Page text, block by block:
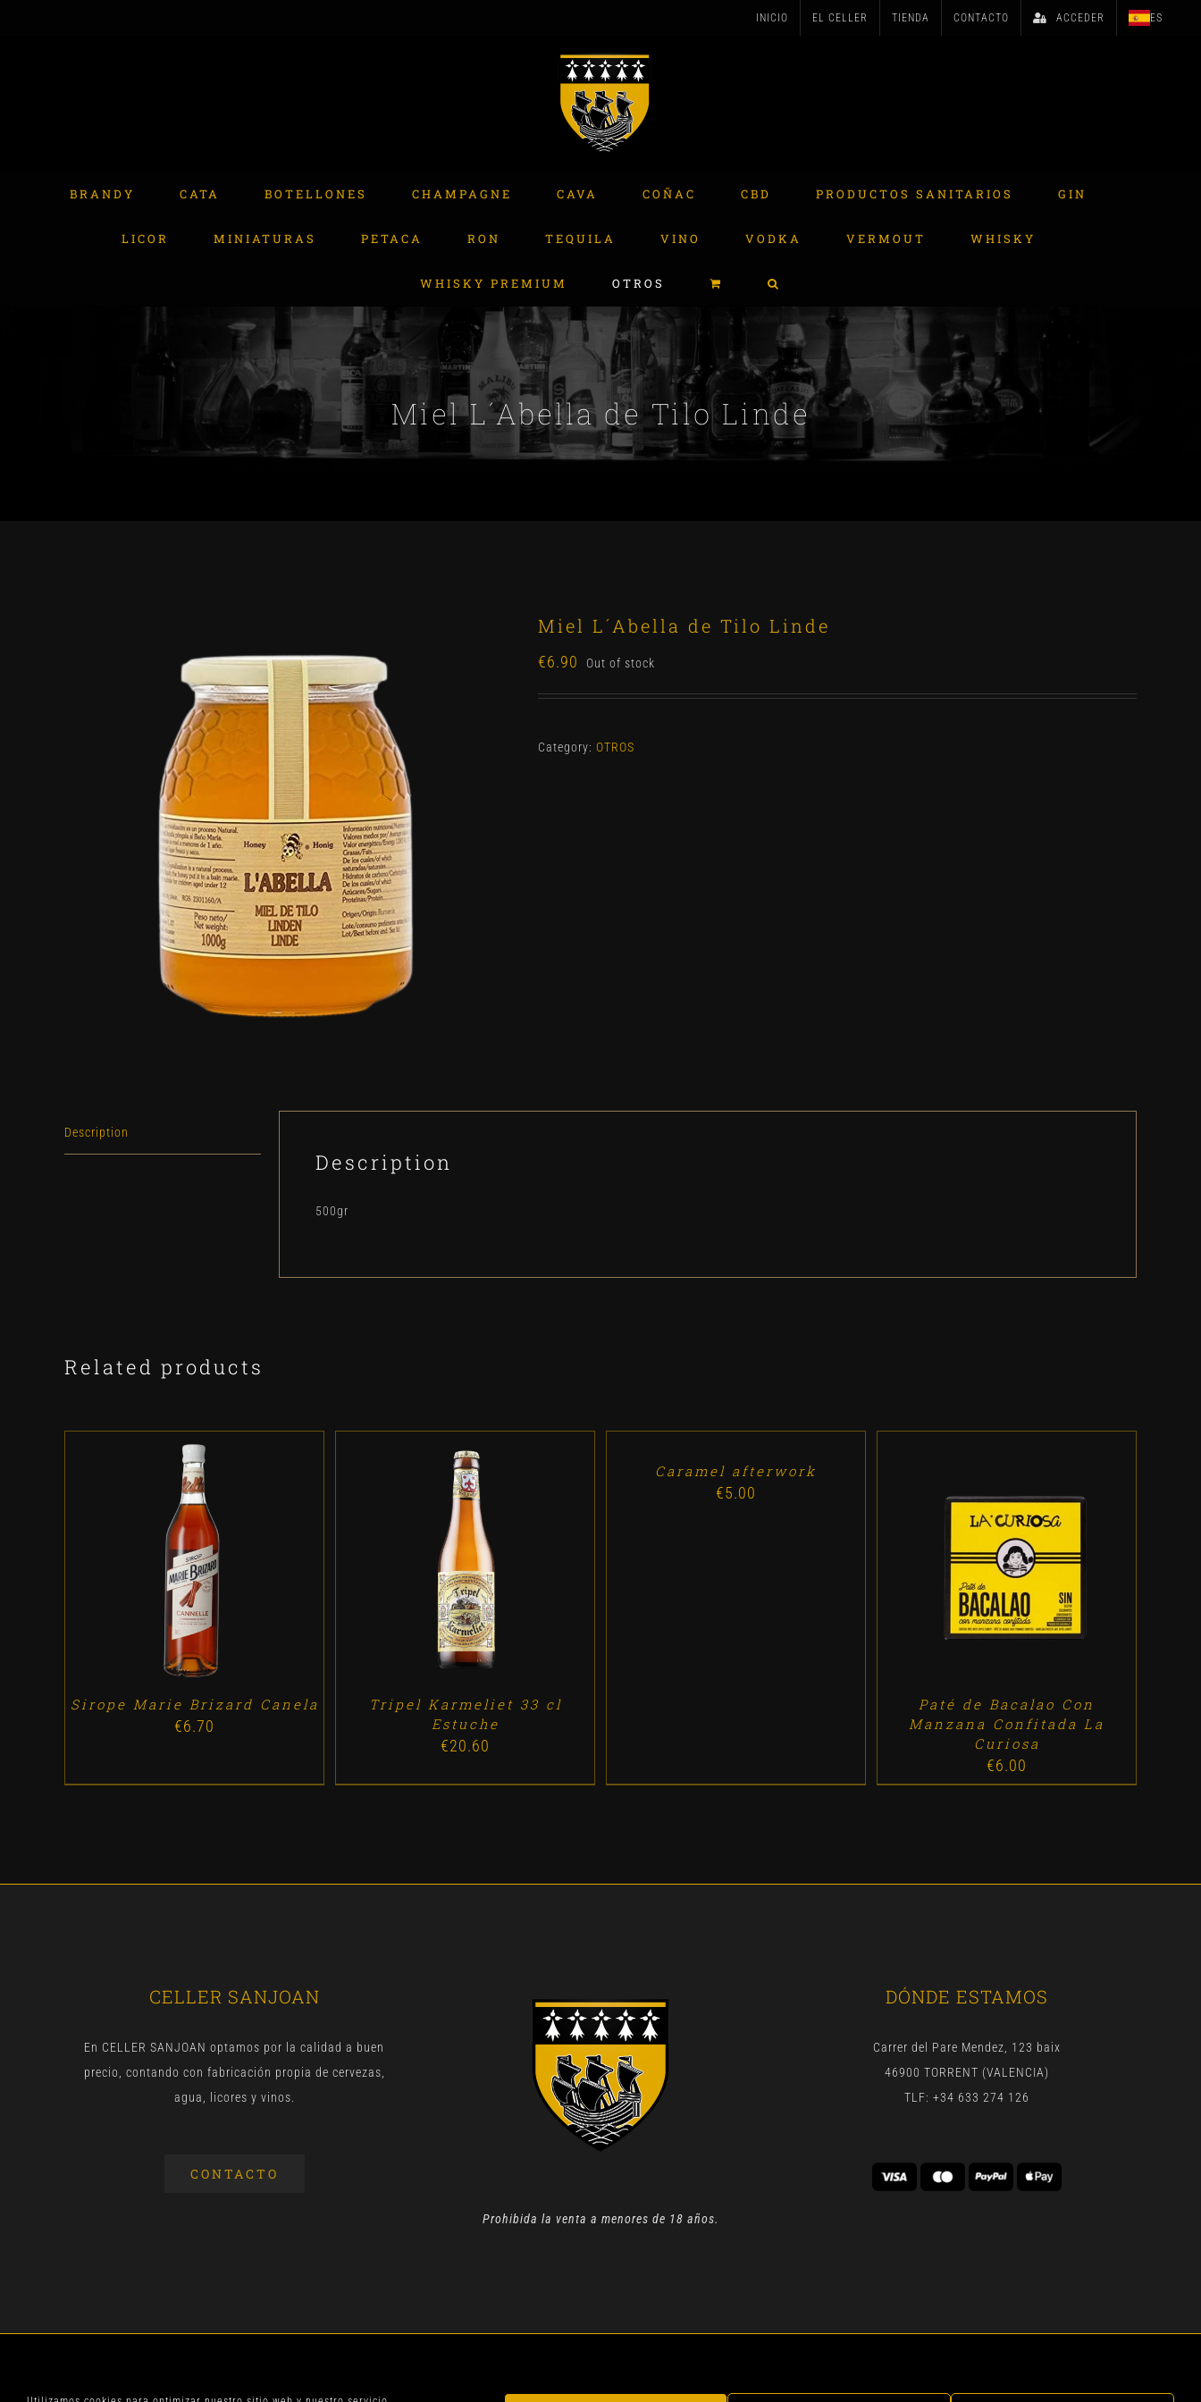
INICIO EL CELLER TIENDA CONTACTO ACCEDER ES
BRANDY CATA BOTELLONES CHAMPAGNE CAVA COÑAC CBD PRODUCTOS SANITARIOS GIN
LICOR MINIATURAS PETACA RON TEQUILA VINO VODKA VERMOUT WHISKY
WHISKY PREMIUM OTROS
Miel L´Abella de Tilo Linde
Miel L´Abella de Tilo Linde
€6.90 Out of stock
Category: OTROS
Description
Description
500gr
Related products
ADD TO CART /
Sirope Marie Brizard Canela
€6.70
ADD TO CART DETALLES
Tripel Karmeliet 33 cl
Estuche
€20.60
CART
DETALLESCaramel afterwork
€5.00
ADD TO CART / DETALLES
Paté de Bacalao Con
Manzana Confitada La
Curiosa
€6.00
CELLER SANJOAN
En CELLER SANJOAN optamos por la calidad a buen
precio, contando con fabricación propia de cervezas,
agua, licores y vinos.
CONTACTO
Prohibida la venta a menores de 18 años.
DÓNDE ESTAMOS
Carrer del Pare Mendez, 123 baix
46900 TORRENT (VALENCIA)
TLF: +34 633 274 126
AVISO LEGAL| TODOS LOS DERECHOS RESERVADOS | BYGEN DIGITAL